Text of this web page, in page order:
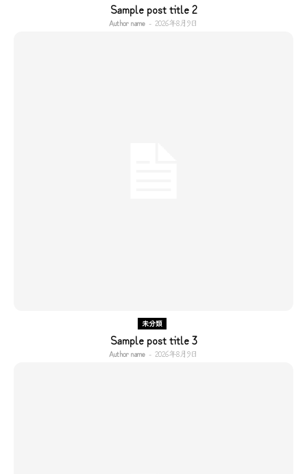
Sample post title 2
Author name - 2026年8月9日
未分類
Sample post title 3
Author name - 2026年8月9日